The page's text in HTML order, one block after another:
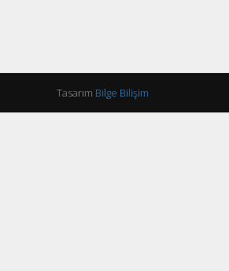
Tasarım Bilge Bilişim